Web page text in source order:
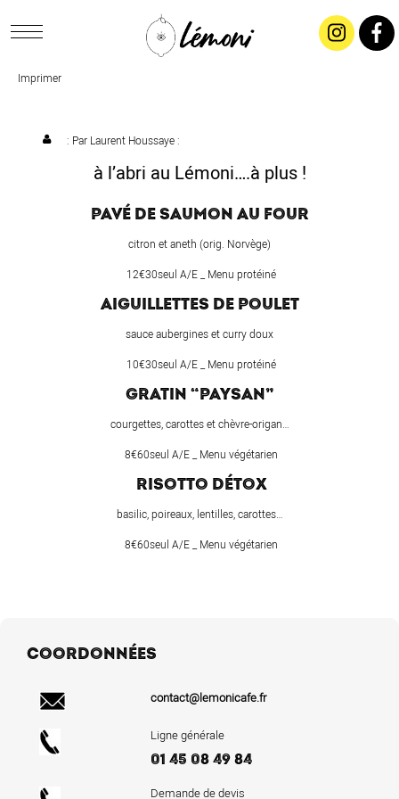
CONCEPT
SALADES & BUFFETS
TRAITEUR
RESTAURANTS & TARIFS
CONTACTEZ-NOUS !
Imprimer
: Par Laurent Houssaye:
à l’abri au Lémoni….à plus !
PAVÉ DE SAUMON AU FOUR
citron et aneth (orig. Norvège)
12€30seul A/E _ Menu protéiné
AIGUILLETTES DE POULET
sauce aubergines et curry doux
10€30seul A/E _ Menu protéiné
GRATIN “PAYSAN”
courgettes, carottes et chèvre-origan…
8€60seul A/E _ Menu végétarien
RISOTTO DÉTOX
basilic, poireaux, lentilles, carottes…
8€60seul A/E _ Menu végétarien
COORDONNÉES
contact@lemonicafe.fr
Ligne générale
01 45 08 49 84
Demande de devis